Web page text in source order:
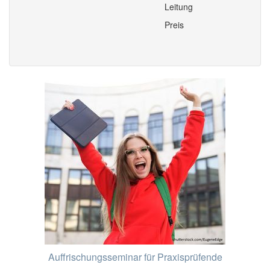
Leitung
Preis
Auffrischungsseminar für Praxisprüfende